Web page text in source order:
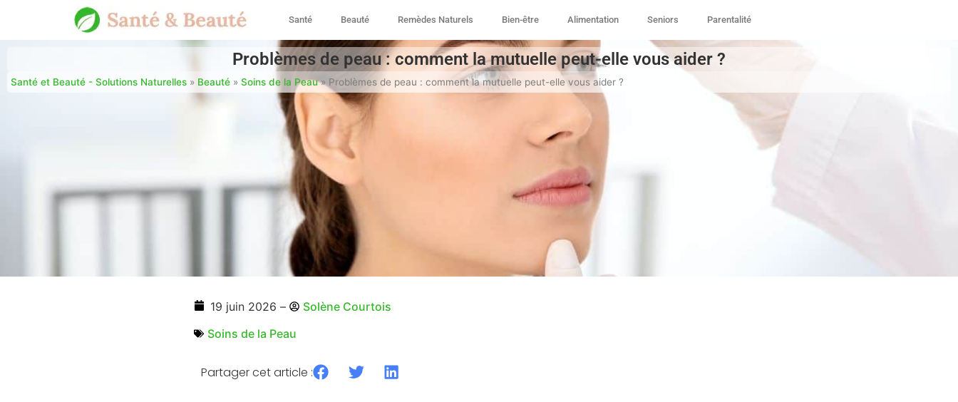
Santé Beauté Remèdes Naturels Bien-être Alimentation Seniors Parentalité
Problèmes de peau : comment la mutuelle peut-elle vous aider ?
Santé et Beauté - Solutions Naturelles » Beauté » Soins de la Peau» Problèmes de peau : comment la mutuelle peut-elle vous aider ?
19 juin 2026 –
Solène Courtois
Soins de la Peau
Partager cet article :